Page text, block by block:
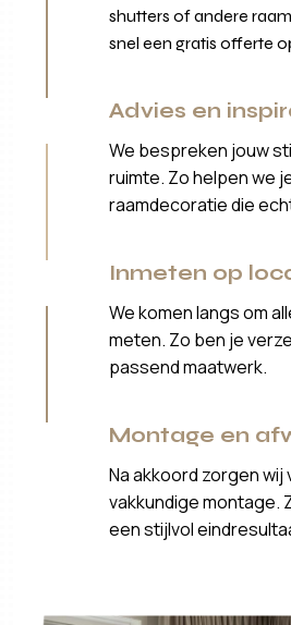
shutters of andere
snel een gratis offerte
Advies en
We bespreken jouw
ruimte. Zo helpen we
raamdecoratie die
Inmeten op
We komen langs om
meten. Zo ben je
passend maatwerk.
Montage en
Na akkoord zorgen
vakkundige montage.
een stijlvol